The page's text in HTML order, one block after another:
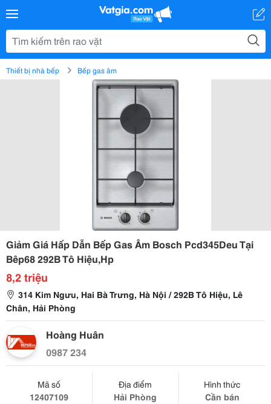
Thiết bị nhà bếp Bếp gas âm
Giảm Giá Hấp Dẫn Bếp Gas Âm Bosch Pcd345Deu Tại
Bêp68 292B Tô Hiệu,Hp
8,2 triệu
314 Kim Ngưu, Hai Bà Trưng, Hà Nội / 292B Tô Hiệu, Lê
Chân, Hải Phòng
Hoàng Huân
0987 234
Mã số
12407109
Địa điểm
Hải Phòng
Hình thức
Cần bán